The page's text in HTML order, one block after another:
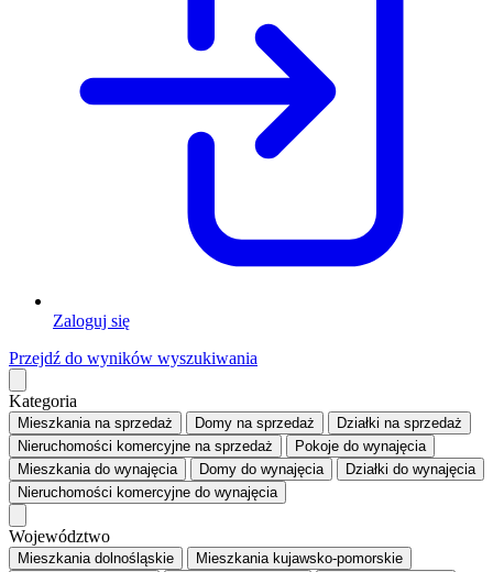
Zaloguj się
Przejdź do wyników wyszukiwania
Kategoria
Mieszkaniana sprzedaż Domy na sprzedaż Działki na sprzedaż
Nieruchomości komercyjne na sprzedaż Pokoje do wynajęcia
Mieszkaniado wynajęcia Domy do wynajęcia Działki do wynajęcia
Nieruchomości komercyjne do wynajęcia
Województwo
Mieszkania dolnośląskie
Mieszkania kujawsko-pomorskie